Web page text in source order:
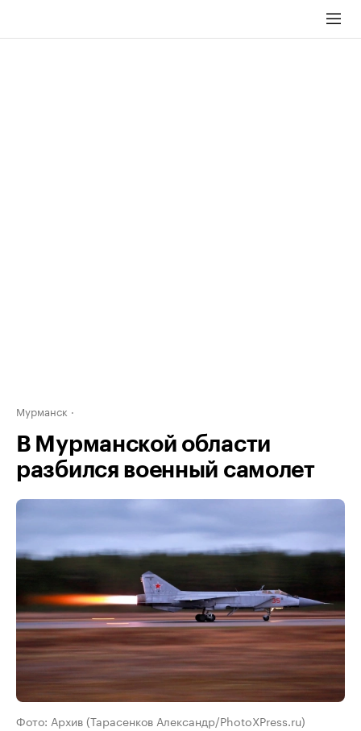
Мурманск
В Мурманской области
разбился военный самолет
Фото: Архив (Тарасенков Александр/PhotoXPress.ru)